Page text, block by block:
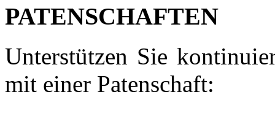
PATENSCHAFTEN
Unterstützen Sie
mit einer Patenschaft: